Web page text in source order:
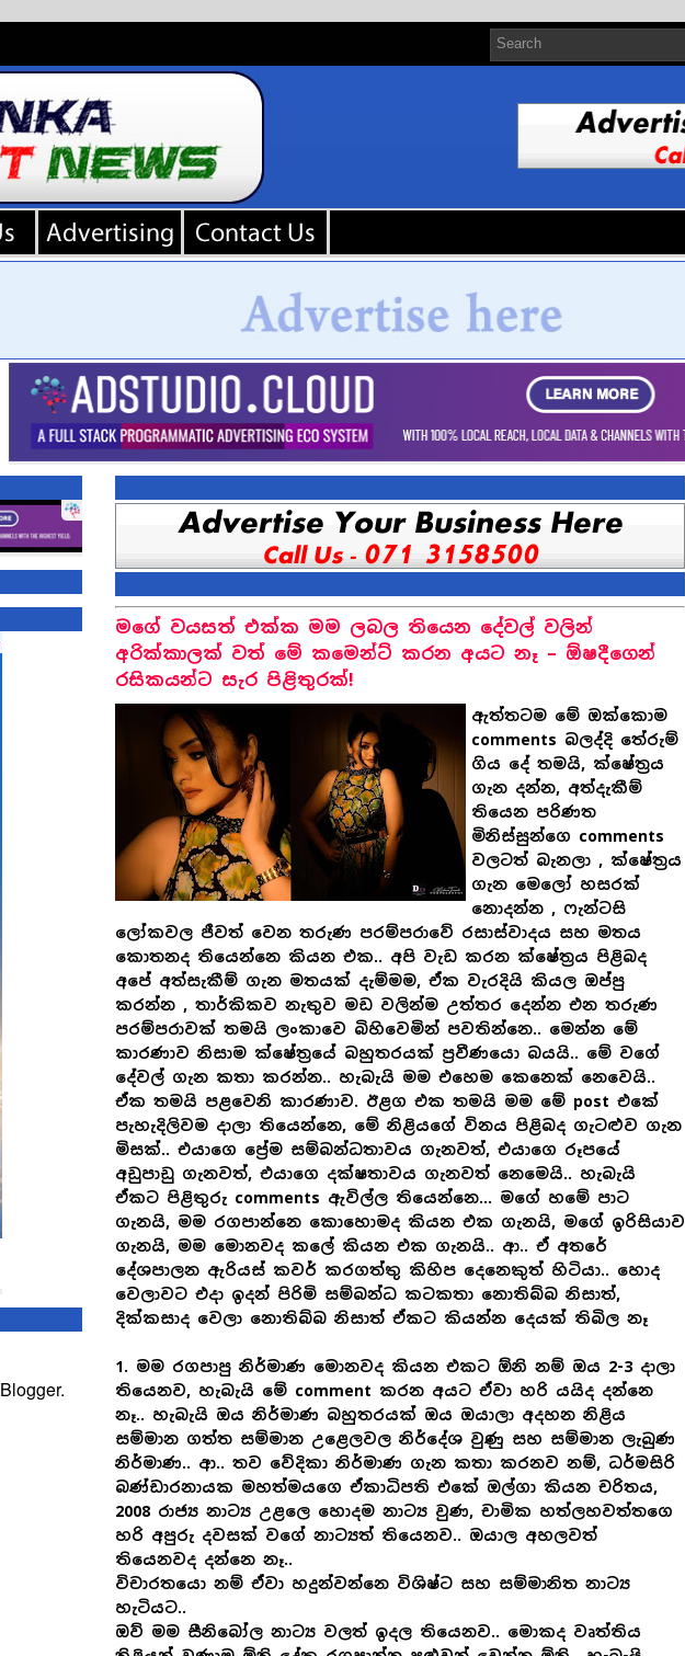
Blogger.
මගේ වයසත් එක්ක මම ලබල තියෙන දේවල් වලින්
අරික්කාලක් වත් මේ කමෙන්ට් කරන අයට නෑ – ඕෂදීගෙන්
රසිකයන්ට සැර පිළිතුරක්!
ඇත්තටම මේ ඔක්කොම
comments බලද්දි තේරුම්
ගිය දේ තමයි, ක්ෂේත්‍රය
ගැන දන්න, අත්දැකීම්
තියෙන පරිණත
මිනිස්සුන්ගෙ comments
වලටත් බැනලා , ක්ෂේත්‍රය
ගැන මෙලෝ හසරක්
නොදන්න , ෆැන්ටසි
ලෝකවල ජීවත් වෙන තරුණ පරම්පරාවේ රසාස්වාදය සහ මතය
කොතනද තියෙන්නෙ කියන එක.. අපි වැඩ කරන ක්ෂේත්‍රය පිළිබද
අපේ අත්සැකීම් ගැන මතයක් දැම්මම, ඒක වැරදියි කියල ඔප්පු
කරන්න , තාර්කිකව නැතුව මඩ වලින්ම උත්තර දෙන්න එන තරුණ
පරම්පරාවක් තමයි ලංකාවෙ බිහිවෙමින් පවතින්නෙ.. මෙන්න මේ
කාරණාව නිසාම ක්ෂේත්‍රයේ බහුතරයක් ප්‍රවීණයො බයයි.. මේ වගේ
දේවල් ගැන කතා කරන්න.. හැබැයි මම එහෙම කෙනෙක් නෙවෙයි..
ඒක තමයි පළවෙනි කාරණාව. ඊළග එක තමයි මම මේ post එකේ
පැහැදිලිවම දාලා තියෙන්නෙ, මේ නිළියගේ විනය පිළිබද ගැටළුව ගැන
මිසක්.. එයාගෙ ප්‍රේම සම්බන්ධතාවය ගැනවත්, එයාගෙ රූපයේ
අඩුපාඩු ගැනවත්, එයාගෙ දක්ෂතාවය ගැනවත් නෙමෙයි.. හැබැයි
ඒකට පිළිතුරු comments ඇවිල්ල තියෙන්නෙ… මගේ හමේ පාට
ගැනයි, මම රගපාන්නෙ කොහොමද කියන එක ගැනයි, මගේ ඉරිසියාව
ගැනයි, මම මොනවද කලේ කියන එක ගැනයි.. ආ.. ඒ අතරේ
දේශපාලන ඇරියස් කවර් කරගත්තු කිහිප දෙනෙකුත් හිටියා.. හොද
වෙලාවට එදා ඉදන් පිරිමි සම්බන්ධ කටකතා නොතිබ්බ නිසාත්,
දික්කසාද වෙලා නොතිබ්බ නිසාත් ඒකට කියන්න දෙයක් තිබිල නෑ
1. මම රගපාපු නිර්මාණ මොනවද කියන එකට ඕනි නම් ඔය 2-3 දාලා
තියෙනව, හැබැයි මේ comment කරන අයට ඒවා හරි යයිද දන්නෙ
නෑ.. හැබැයි ඔය නිර්මාණ බහුතරයක් ඔය ඔයාලා අදහන නිළිය
සම්මාන ගත්ත සම්මාන උළෙලවල නිර්දේශ වුණු සහ සම්මාන ලැබුණ
නිර්මාණ.. ආ.. තව වේදිකා නිර්මාණ ගැන කතා කරනව නම්, ධර්මසිරි
බණ්ඩාරනායක මහත්මයගෙ ඒකාධිපති එකේ ඔල්ගා කියන චරිතය,
2008 රාජ්‍ය නාට්‍ය උළලෙ හොදම නාට්‍ය වුණ, චාමික හත්ලහවත්තගෙ
හරි අපුරු දවසක් වගේ නාට්‍යත් තියෙනව.. ඔයාල අහලවත්
තියෙනවද දන්නෙ නෑ..
විචාරතයො නම් ඒවා හදුන්වන්නෙ විශිෂ්ට සහ සම්මානිත නාට්‍ය
හැටියට..
ඔව් මම සීනිබෝල නාට්‍ය වලත් ඉදල තියෙනව.. මොකද වෘත්තිය